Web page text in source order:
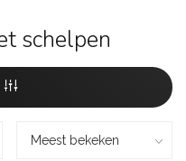
schelpen